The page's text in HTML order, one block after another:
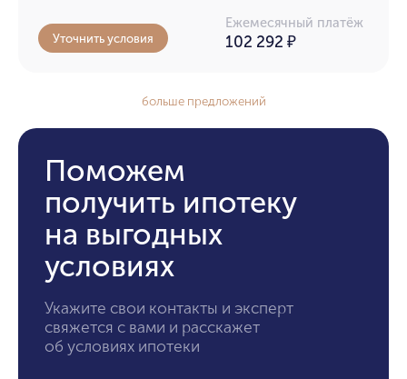
Ежемесячный платёж
102 292 ₽
Уточнить условия
больше предложений
Поможем
получить ипотеку
на выгодных
условиях
Укажите свои контакты и эксперт
свяжется с вами и расскажет
об условиях ипотеки